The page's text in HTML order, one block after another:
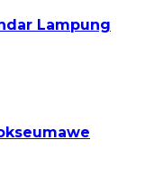
Lampung